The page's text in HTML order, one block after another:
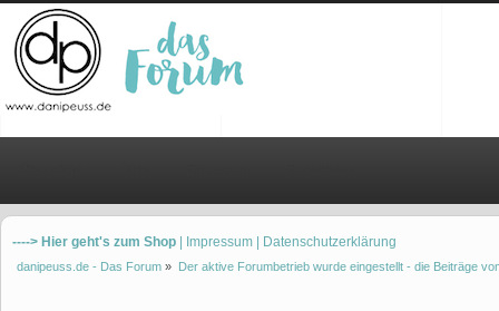
----> Hier geht's zum Shop | Impressum | Datenschutzerklärung
danipeuss.de - Das Forum » Der aktive Forumbetrieb wurde eingestellt - die Beiträge